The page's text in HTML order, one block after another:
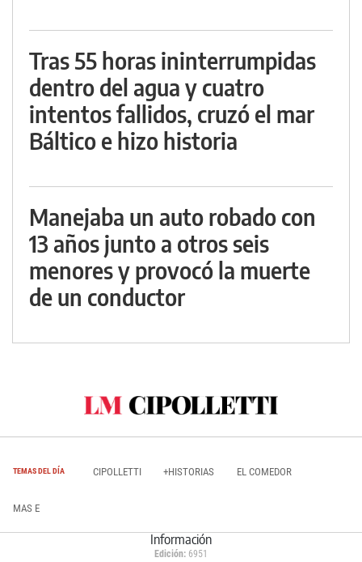
Tras 55 horas ininterrumpidas
dentro del agua y cuatro
intentos fallidos, cruzó el mar
Báltico e hizo historia
Manejaba un auto robado con
13 años junto a otros seis
menores y provocó la muerte
de un conductor
TEMAS DEL DÍA CIPOLLETTI +HISTORIAS EL COMEDOR
MAS E
Información
Edición: 6951